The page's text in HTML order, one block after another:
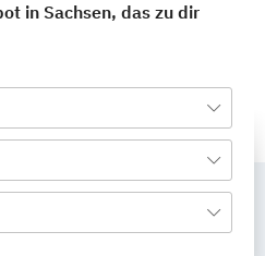
in Sachsen, das zu dir